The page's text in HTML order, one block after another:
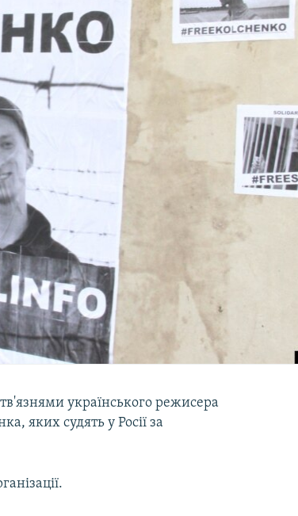
українського режисера
яких судять у Росії за